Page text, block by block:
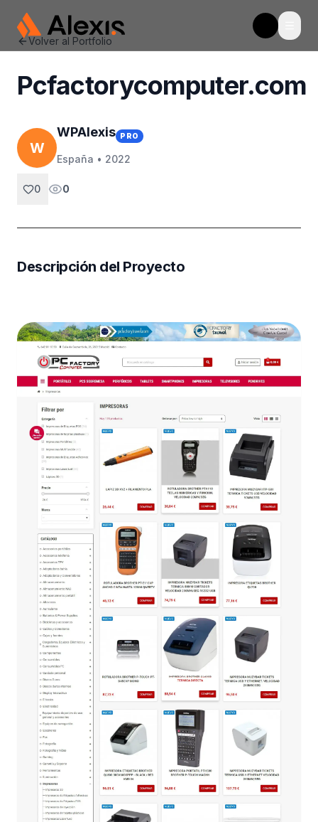
WpAlexis Toggle
Volver al Portfolio
Pcfactorycomputer.com
W
WPAlexis PRO
España • 2022
0 0
Descripción del Proyecto